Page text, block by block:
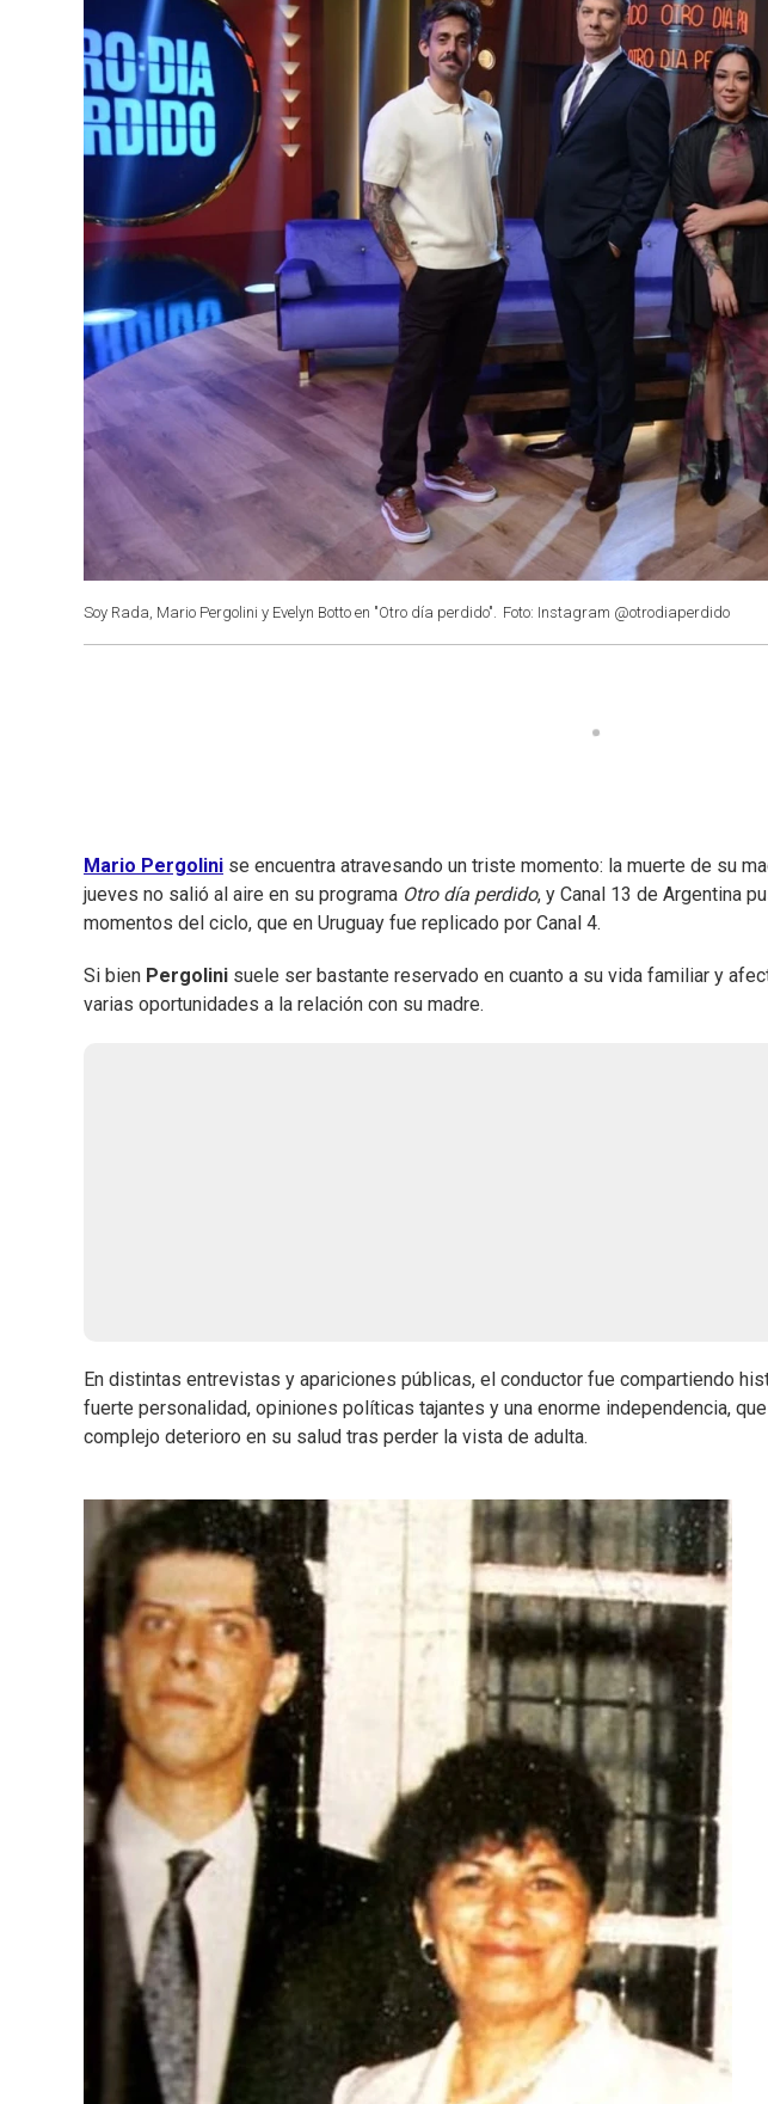
Soy Rada, Mario Pergolini y Evelyn Botto en "Otro día perdido". Foto: Instagram @otrodiaperdido
Mario Pergolini se encuentra atravesando un triste momento: la muerte de su
jueves no salió al aire en su programa Otro día perdido, y Canal 13 de Argentina
momentos del ciclo, que en Uruguay fue replicado por Canal 4.
Si bien Pergolini suele ser bastante reservado en cuanto a su vida familiar y
varias oportunidades a la relación con su madre.
En distintas entrevistas y apariciones públicas, el conductor fue compartiendo
fuerte personalidad, opiniones políticas tajantes y una enorme independencia,
complejo deterioro en su salud tras perder la vista de adulta.